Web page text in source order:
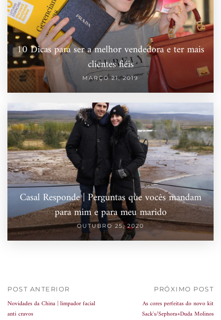
10 Dicas para ser a melhor vendedora e ter mais
clientes fiéis
MARÇO 21, 2019
Casal Responde | Perguntas que vocês mandam
para mim e para meu marido
OUTUBRO 25, 2020
POST ANTERIOR
Novidades da China | limpador facial
anti cravos
PRÓXIMO POST
As cores perfeitas do novo kit
Sack's/Sephora+Duda Molinos